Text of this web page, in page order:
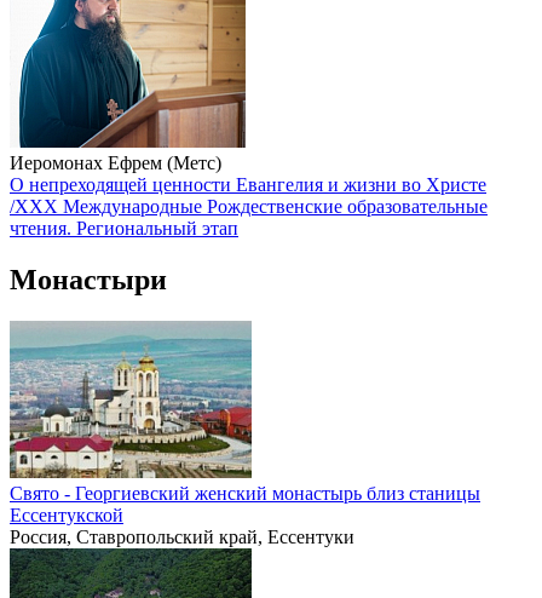
Иеромонах Ефрем (Метс)
О непреходящей ценности Евангелия и жизни во Христе
/XXX Международные Рождественские образовательные
чтения. Региональный этап
Монастыри
Свято - Георгиевский женский монастырь близ станицы
Ессентукской
Россия, Ставропольский край, Ессентуки